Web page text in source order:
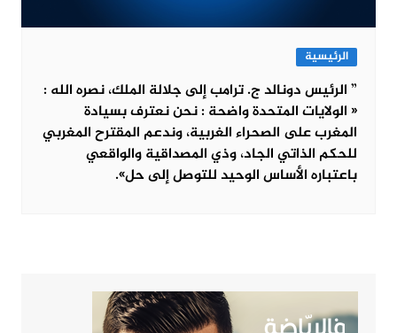
الرئيسية
” الرئيس دونالد ج. ترامب إلى جلالة الملك، نصره الله :
« الولايات المتحدة واضحة : نحن نعترف بسيادة
المغرب على الصحراء الغربية، وندعم المقترح المغربي
للحكم الذاتي الجاد، وذي المصداقية والواقعي
باعتباره الأساس الوحيد للتوصل إلى حل».